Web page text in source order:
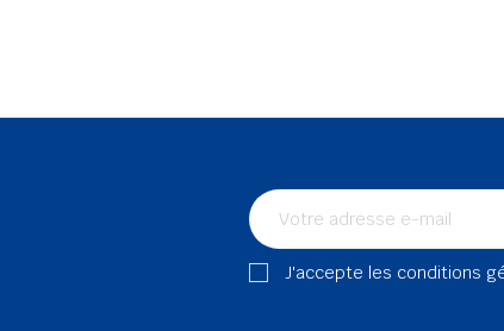
J'accepte les conditions